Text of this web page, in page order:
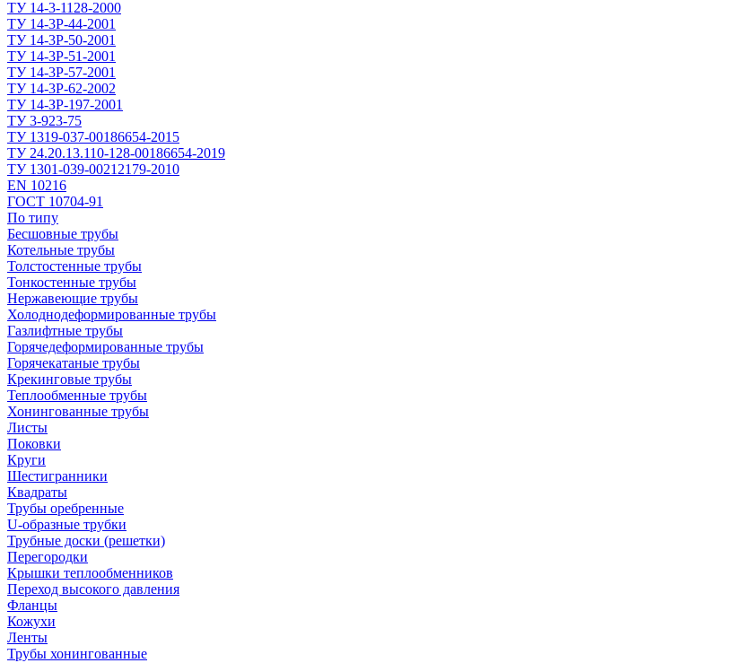
ТУ 14-3-1128-2000
ТУ 14-3Р-44-2001
ТУ 14-3Р-50-2001
ТУ 14-3Р-51-2001
ТУ 14-3Р-57-2001
ТУ 14-3Р-62-2002
ТУ 14-ЗР-197-2001
ТУ 3-923-75
ТУ 1319-037-00186654-2015
ТУ 24.20.13.110-128-00186654-2019
ТУ 1301-039-00212179-2010
EN 10216
ГОСТ 10704-91
По типу
Бесшовные трубы
Котельные трубы
Толстостенные трубы
Тонкостенные трубы
Нержавеющие трубы
Холоднодеформированные трубы
Газлифтные трубы
Горячедеформированные трубы
Горячекатаные трубы
Крекинговые трубы
Теплообменные трубы
Хонингованные трубы
Листы
Поковки
Круги
Шестигранники
Квадраты
Трубы оребренные
U-образные трубки
Трубные доски (решетки)
Перегородки
Крышки теплообменников
Переход высокого давления
Фланцы
Кожухи
Ленты
Трубы хонингованные